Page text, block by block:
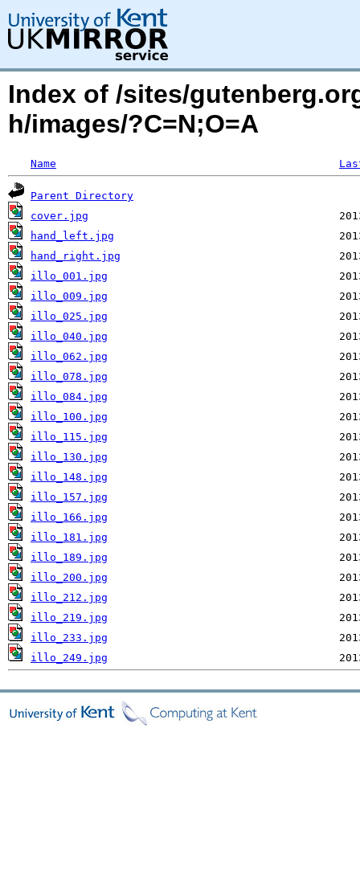
Index of /sites/
h/images/?C=N;O=A
Name
Parent Directory
cover.jpg
hand_left.jpg
hand_right.jpg
illo_001.jpg
illo_009.jpg
illo_025.jpg
illo_040.jpg
illo_062.jpg
illo_078.jpg
illo_084.jpg
illo_100.jpg
illo_115.jpg
illo_130.jpg
illo_148.jpg
illo_157.jpg
illo_166.jpg
illo_181.jpg
illo_189.jpg
illo_200.jpg
illo_212.jpg
illo_219.jpg
illo_233.jpg
illo_249.jpg